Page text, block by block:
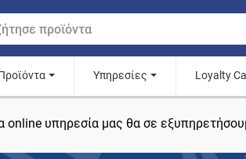
Υπηρεσίες Loyalty
online υπηρεσία μας θα σε